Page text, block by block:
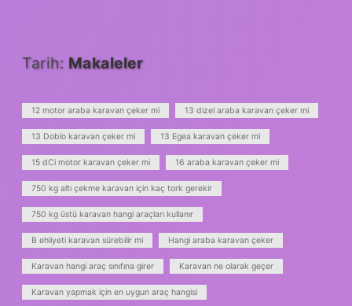
Tarih: Makaleler
12 motor araba karavan çeker mi 13 dizel araba karavan çeker mi
13 Doblo karavan çeker mi 13 Egea karavan çeker mi
15 dCi motor karavan çeker mi 16 araba karavan çeker mi
750 kg altı çekme karavan için kaç tork gerekir
750 kg üstü karavan hangi araçları kullanır
B ehliyeti karavan sürebilir mi Hangi araba karavan çeker
Karavan hangi araç sınıfına girer Karavan ne olarak geçer
Karavan yapmak için en uygun araç hangisi